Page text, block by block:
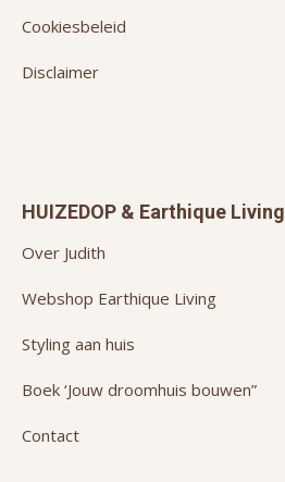
Cookiesbeleid
Disclaimer
HUIZEDOP & Earthique Living
Over Judith
Webshop Earthique Living
Styling aan huis
Boek ‘Jouw droomhuis bouwen”
Contact